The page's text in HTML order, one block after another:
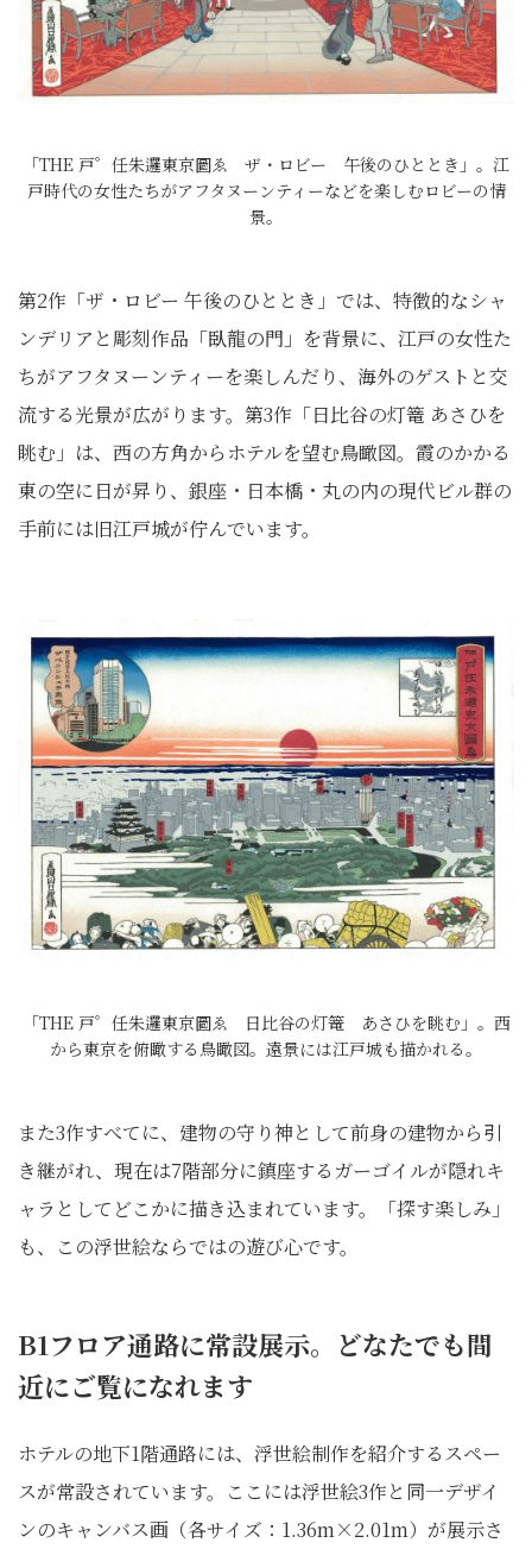
「THE 戸゜任朱邏東京圖ゑ ザ・ロビー 午後のひととき」。江
戸時代の女性たちがアフタヌーンティーなどを楽しむロビーの情
景。
第2作「ザ・ロビー 午後のひととき」では、特徴的なシャ
ンデリアと彫刻作品「臥龍の門」を背景に、江戸の女性た
ちがアフタヌーンティーを楽しんだり、海外のゲストと交
流する光景が広がります。第3作「日比谷の灯篭 あさひを
眺む」は、西の方角からホテルを望む鳥瞰図。霞のかかる
東の空に日が昇り、銀座・日本橋・丸の内の現代ビル群の
手前には旧江戸城が佇んでいます。
「THE 戸゜任朱邏東京圖ゑ 日比谷の灯篭 あさひを眺む」。西
から東京を俯瞰する鳥瞰図。遠景には江戸城も描かれる。
また3作すべてに、建物の守り神として前身の建物から引
き継がれ、現在は7階部分に鎮座するガーゴイルが隠れキ
ャラとしてどこかに描き込まれています。「探す楽しみ」
も、この浮世絵ならではの遊び心です。
B1フロア通路に常設展示。どなたでも間
近にご覧になれます
ホテルの地下1階通路には、浮世絵制作を紹介するスペー
スが常設されています。ここには浮世絵3作と同一デザイ
ンのキャンバス画（各サイズ：1.36m×2.01m）が展示さ